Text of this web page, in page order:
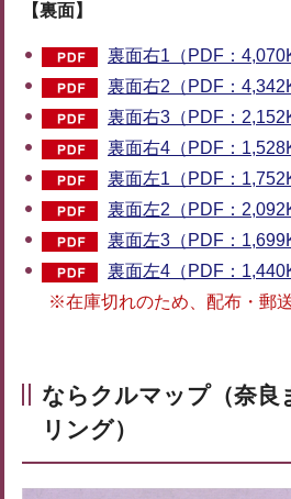
【裏面】
裏面右1（PDF：
裏面右2（PDF：
裏面右3（PDF：
裏面右4（PDF：
裏面左1（PDF：
裏面左2（PDF：
裏面左3（PDF：
裏面左4（PDF：
※在庫切れのため、配布・郵
ならクルマップ（奈
リング）